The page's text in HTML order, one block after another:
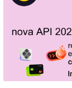
Integrado